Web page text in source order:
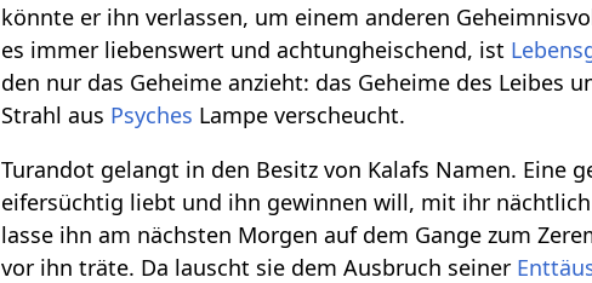
könnte er ihn verlassen, um einem anderen
es immer liebenswert und achtungheischend, ist
den nur das Geheime anzieht: das Geheime des Leibes
Strahl aus Psyches Lampe verscheucht.
Turandot gelangt in den Besitz von Kalafs Namen. Eine
eifersüchtig liebt und ihn gewinnen will, mit ihr
lasse ihn am nächsten Morgen auf dem Gange zum
vor ihn träte. Da lauscht sie dem Ausbruch seiner